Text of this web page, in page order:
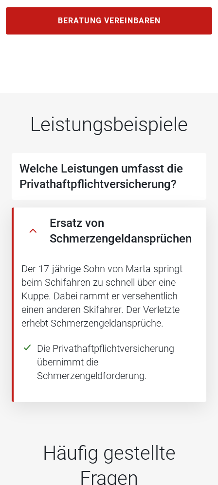
BERATUNG VEREINBAREN
Leistungsbeispiele
Welche Leistungen umfasst die
Privathaftpflichtversicherung?
Ersatz von
Schmerzengeldansprüchen
Der 17-jährige Sohn von Marta springt
beim Schifahren zu schnell über eine
Kuppe. Dabei rammt er versehentlich
einen anderen Skifahrer. Der Verletzte
erhebt Schmerzengeldansprüche.
Die Privathaftpflichtversicherung
übernimmt die
Schmerzengeldforderung.
Häufig gestellte
Fragen